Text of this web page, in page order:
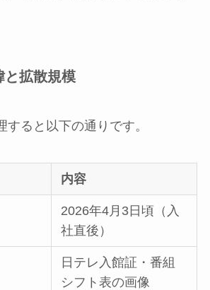
と拡散規模
すると以下の通りです。
内容
2026年4月3日頃（入
社直後）
日テレ入館証・番組
シフト表の画像